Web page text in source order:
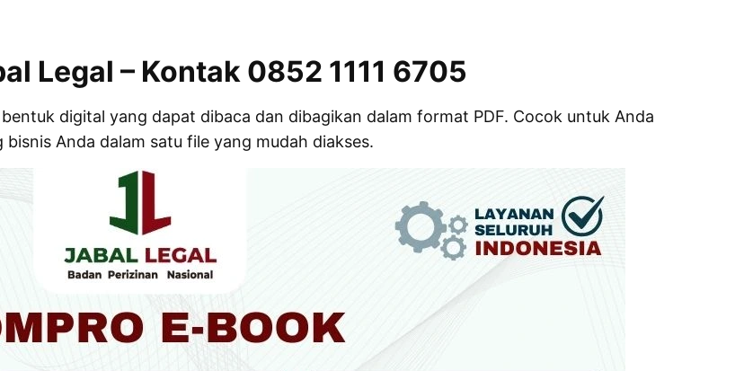
Legal – Kontak 0852 1111 6705
digital yang dapat dibaca dan dibagikan dalam format PDF. Cocok untuk Anda
Anda dalam satu file yang mudah diakses.